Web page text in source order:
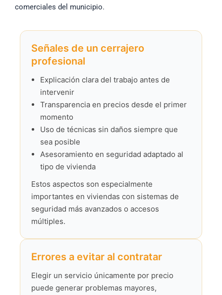
comerciales del municipio.
Señales de un cerrajero
profesional
Explicación clara del trabajo antes de
intervenir
Transparencia en precios desde el primer
momento
Uso de técnicas sin daños siempre que
sea posible
Asesoramiento en seguridad adaptado al
tipo de vivienda
Estos aspectos son especialmente
importantes en viviendas con sistemas de
seguridad más avanzados o accesos
múltiples.
Errores a evitar al contratar
Elegir un servicio únicamente por precio
puede generar problemas mayores,